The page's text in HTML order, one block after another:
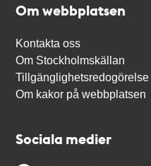
Om webbplatsen
Kontakta oss
Om Stockholmskällan
Tillgänglighetsredogörelse
Om kakor på webbplatsen
Sociala medier